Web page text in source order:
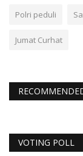
Polri peduli
Jumat Curhat
VOTING POLL